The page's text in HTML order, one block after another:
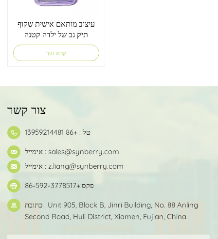
עיצוב מותאם אישית שקוף
תיק גב של ילדה קטנה
וחמודה
קרא עוד
צור קשר
טל : +86 13959214481
אימייל : sales@synberry.com
אימייל : z.liang@synberry.com
פקס:+86-592-3778517
כתובת : Unit 905, Block B, Jinri Building, No. 88 Anling
Second Road, Huli District, Xiamen, Fujian, China